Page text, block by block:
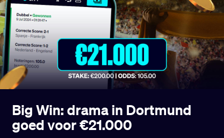
Big Win: drama in Dortmund
goed voor €21.000